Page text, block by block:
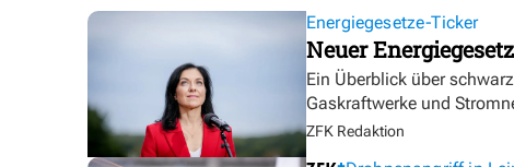
Energiegesetze-Ticker
Neuer
Ein Überblick über
Gaskraftwerke und
ZFK Redaktion